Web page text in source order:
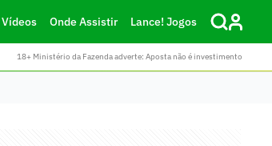
Vídeos Onde Assistir Lance! Jogos
18+ Ministério da Fazenda adverte: Aposta não é investimento